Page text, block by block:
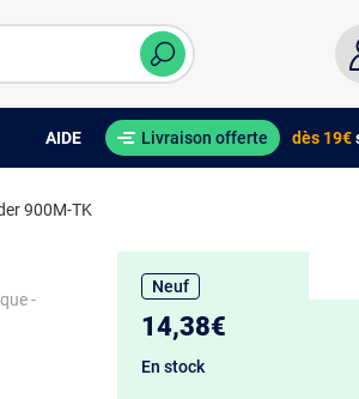
AIDE Livraison offerte dès 19€
900M-TK
-
Neuf
14,38€
En stock